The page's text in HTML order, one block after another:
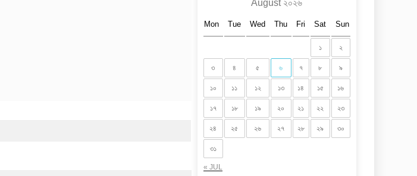
August ২০২৬
Mon Tue Wed Thu Fri Sat Sun
« JUL
১ ২
৩ ৪ ৫ ৬ ৭ ৮ ৯
১০ ১১ ১২ ১৩ ১৪ ১৫ ১৬
১৭ ১৮ ১৯ ২০ ২১ ২২ ২৩
২৪ ২৫ ২৬ ২৭ ২৮ ২৯ ৩০
৩১